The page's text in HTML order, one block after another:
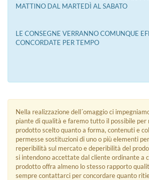
MATTINO DAL MARTEDÌ AL SABATO
LE CONSEGNE VERRANNO COMUNQUE
CONCORDATE PER TEMPO
Nella realizzazione dell´omaggio ci
piante di qualità e faremo tutto il possibile per
prodotto scelto quanto a forma, contenuti e
permesse sostituzioni di uno o più elementi
reperibilità sul mercato e deperibilità del
si intendono accettate dal cliente ordinante a
prodotto offra almeno lo stesso rapporto
sempre contattarci per concordare quanto